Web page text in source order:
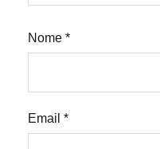
Nome *
Email *